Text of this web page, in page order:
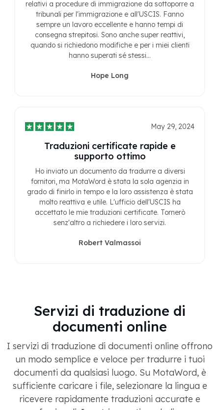
relativi a procedure di immigrazione da sottoporre a
tribunali per l'immigrazione e all'USCIS. Fanno
sempre un lavoro eccellente e hanno tempi di
consegna strepitosi. Sono anche super reattivi,
quando si richiedono modifiche e per i miei clienti
hanno superati sé stessi...
Hope Long
May 29, 2024
Traduzioni certificate rapide e
supporto ottimo
Ho inviato un documento da tradurre a diversi
fornitori, ma MotaWord è stata la sola agenzia in
grado di finirlo in tempo e la loro assistenza è stata
molto reattiva e utile. L'ufficio dell'USCIS ha
accettato le mie traduzioni certificate. Tornerò
senz'altro a richiedere i loro servizi.
Robert Valmassoi
Servizi di traduzione di
documenti online
I servizi di traduzione di documenti online offrono
un modo semplice e veloce per tradurre i tuoi
documenti da qualsiasi luogo. Su MotaWord, è
sufficiente caricare i file, selezionare la lingua e
ricevere rapidamente traduzioni accurate e